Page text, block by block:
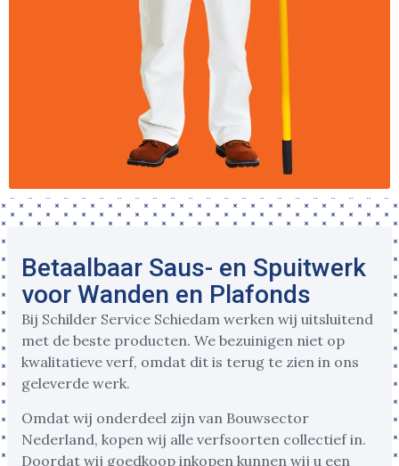
Betaalbaar Saus- en Spuitwerk
voor Wanden en Plafonds
Bij Schilder Service Schiedam werken wij uitsluitend
met de beste producten. We bezuinigen niet op
kwalitatieve verf, omdat dit is terug te zien in ons
geleverde werk.
Omdat wij onderdeel zijn van Bouwsector
Nederland, kopen wij alle verfsoorten collectief in.
Doordat wij goedkoop inkopen kunnen wij u een